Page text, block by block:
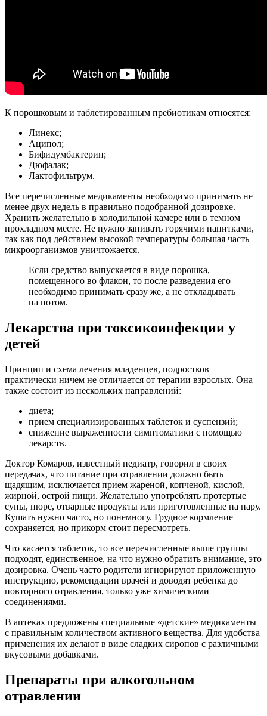
К порошковым и таблетированным пребиотикам относятся:
Линекс;
Аципол;
Бифидумбактерин;
Дюфалак;
Лактофильтрум.
Все перечисленные медикаменты необходимо принимать не
менее двух недель в правильно подобранной дозировке.
Хранить желательно в холодильной камере или в темном
прохладном месте. Не нужно запивать горячими напитками,
так как под действием высокой температуры большая часть
микроорганизмов уничтожается.
Если средство выпускается в виде порошка,
помещенного во флакон, то после разведения его
необходимо принимать сразу же, а не откладывать
на потом.
Лекарства при токсикоинфекции у
детей
Принцип и схема лечения младенцев, подростков
практически ничем не отличается от терапии взрослых. Она
также состоит из нескольких направлений:
диета;
прием специализированных таблеток и суспензий;
снижение выраженности симптоматики с помощью
лекарств.
Доктор Комаров, известный педиатр, говорил в своих
передачах, что питание при отравлении должно быть
щадящим, исключается прием жареной, копченой, кислой,
жирной, острой пищи. Желательно употреблять протертые
супы, пюре, отварные продукты или приготовленные на пару.
Кушать нужно часто, но понемногу. Грудное кормление
сохраняется, но прикорм стоит пересмотреть.
Что касается таблеток, то все перечисленные выше группы
подходят, единственное, на что нужно обратить внимание, это
дозировка. Очень часто родители игнорируют приложенную
инструкцию, рекомендации врачей и доводят ребенка до
повторного отравления, только уже химическими
соединениями.
В аптеках предложены специальные «детские» медикаменты
с правильным количеством активного вещества. Для удобства
применения их делают в виде сладких сиропов с различными
вкусовыми добавками.
Препараты при алкогольном
отравлении